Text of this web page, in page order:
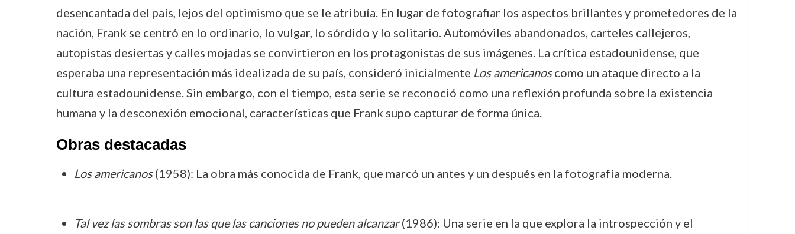
desencantada del país, lejos del optimismo que se le atribuía. En lugar de fotografiar los aspectos brillantes y prometedores de la
nación, Frank se centró en lo ordinario, lo vulgar, lo sórdido y lo solitario. Automóviles abandonados, carteles callejeros,
autopistas desiertas y calles mojadas se convirtieron en los protagonistas de sus imágenes. La crítica estadounidense, que
esperaba una representación más idealizada de su país, consideró inicialmente Los americanoscomo un ataque directo a la
cultura estadounidense. Sin embargo, con el tiempo, esta serie se reconoció como una reflexión profunda sobre la existencia
humana y la desconexión emocional, características que Frank supo capturar de forma única.
Obras destacadas
Los americanos(1958): La obra más conocida de Frank, que marcó un antes y un después en la fotografía moderna.
Tal vez las sombras son las que las canciones no pueden alcanzar(1986): Una serie en la que explora la introspección y el